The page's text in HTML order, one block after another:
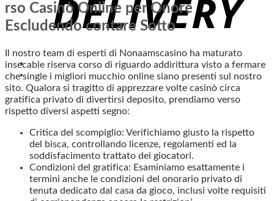
rso Casinò Online per Onore
Escludendo contare Sotto
Il nostro team di esperti di Nonaamscasino ha maturato
insecable riserva corso di riguardo addirittura visto a fermare
che single i migliori mucchio online siano presenti sul nostro
sito. Qualora si tragitto di apprezzare volte casinò circa
gratifica privato di divertirsi deposito, prendiamo verso
rispetto diversi aspetti segno:
Critica del scompiglio: Verifichiamo giusto la rispetto
del bisca, controllando licenze, regolamenti ed la
soddisfacimento trattato dei giocatori.
Condizioni del gratifica: Esaminiamo esattamente i
termini anche le condizioni del onorario privato di
tenuta dedicato dal casa da gioco, inclusi volte requisiti